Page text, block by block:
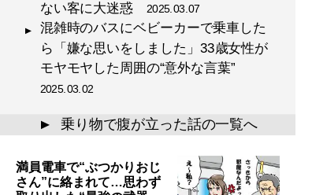
ない客に大迷惑 2025.03.07
混雑時のバスにベビーカーで乗車した
ら「嫌な思いをしました」33歳女性が
モヤモヤした周囲の“意外な言葉”
2025.03.02
▲ 乗り物で腹が立った話の一覧へ
満員電車で“ぶつかりおじ
さん”に絡まれて…思わず